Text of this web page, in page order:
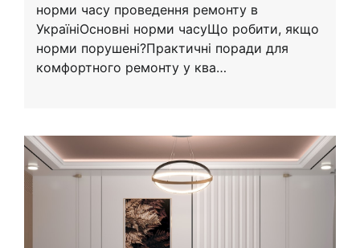
норми часу проведення ремонту в
УкраїніОсновні норми часуЩо робити, якщо
норми порушені?Практичні поради для
комфортного ремонту у ква…